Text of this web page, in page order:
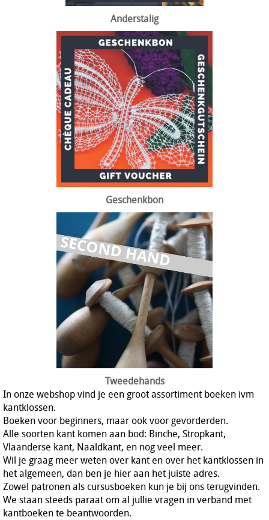
Anderstalig
Geschenkbon
Tweedehands
In onze webshop vind je een groot assortiment boeken ivm
kantklossen.
Boeken voor beginners, maar ook voor gevorderden.
Alle soorten kant komen aan bod: Binche, Stropkant,
Vlaanderse kant, Naaldkant, en nog veel meer.
Wil je graag meer weten over kant en over het kantklossen in
het algemeen, dan ben je hier aan het juiste adres.
Zowel patronen als cursusboeken kun je bij ons terugvinden.
We staan steeds paraat om al jullie vragen in verband met
kantboeken te beantwoorden.